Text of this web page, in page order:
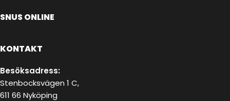
SNUS ONLINE
KONTAKT
Besöksadress:
Stenbocksvägen 1 C,
611 66 Nyköping